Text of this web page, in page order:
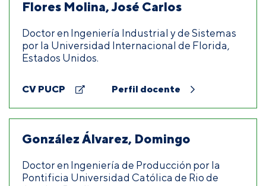
Flores Molina, José Carlos
Doctor en Ingeniería Industrial y de Sistemas
por la Universidad Internacional de Florida,
Estados Unidos.
CV PUCP Perfil docente
González Álvarez, Domingo
Doctor en Ingeniería de Producción por la
Pontificia Universidad Católica de Rio de